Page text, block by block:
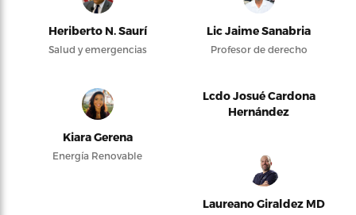
Heriberto N. Saurí
Salud y emergencias
Lic Jaime Sanabria
Profesor de derecho
Kiara Gerena
Energía Renovable
Lcdo Josué Cardona
Hernández
Laureano Giraldez MD